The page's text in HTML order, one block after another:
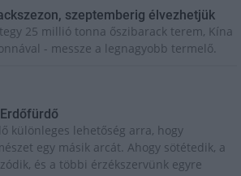
szeptemberig élvezhetjük
25 millió tonna őszibarack terem, Kína
- messze a legnagyobb termelő.
különleges lehetőség arra, hogy
egy másik arcát. Ahogy sötétedik, a
és a többi érzékszervünk egyre